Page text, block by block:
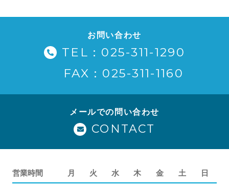
お問い合わせ
TEL：025-311-1290
FAX：025-311-1160
メールでの問い合わせ
CONTACT
営業時間 月 火 水 木 金 土 日